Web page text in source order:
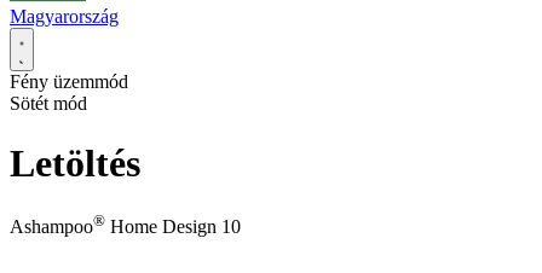
Magyarország
Fény üzemmód
Sötét mód
Letöltés
Ashampoo® Home Design 10